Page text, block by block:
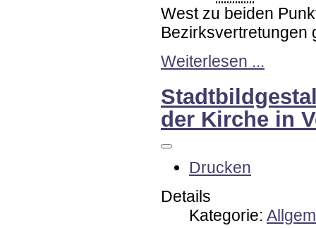
West zu beiden
Bezirksvertretungen
Weiterlesen ...
der Kirche in
Drucken
Details
Kategorie: